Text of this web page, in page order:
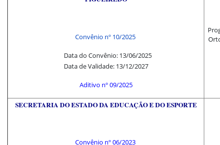
Convênio nº 10/2025
Data do Convênio: 13/06/2025
Data de Validade: 13/12/2027
Aditivo nº09/2025
SECRETARIA DO ESTADO DA EDUCAÇÃO E DO ESPORTE
Convênio nº 06/2023